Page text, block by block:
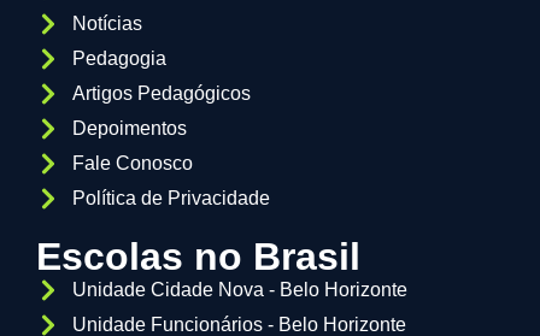
Notícias
Pedagogia
Artigos Pedagógicos
Depoimentos
Fale Conosco
Política de Privacidade
Escolas no Brasil
Unidade Cidade Nova - Belo Horizonte
Unidade Funcionários - Belo Horizonte